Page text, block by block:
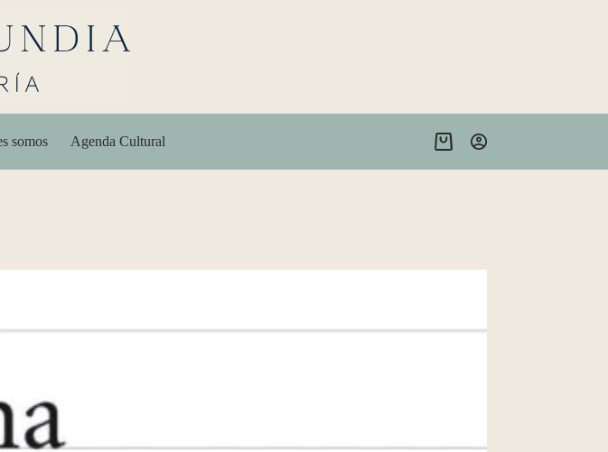
somos Agenda Cultural